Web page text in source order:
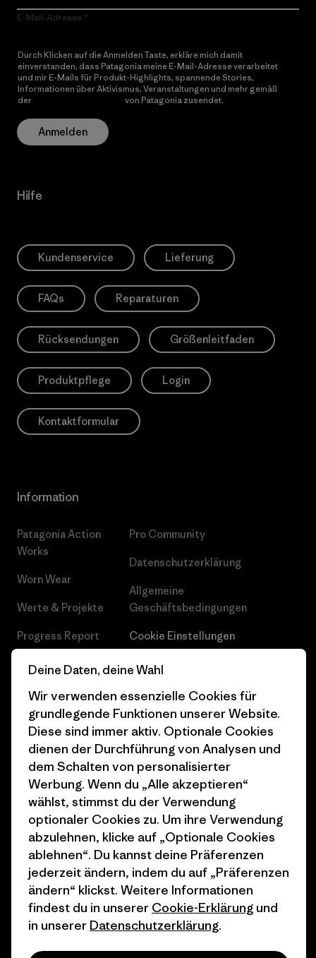
E-Mail-Adresse
Durch Klicken auf die Anmelden Taste, erkläre mich damit
einverstanden, dass Patagonia meine E-Mail-Adresse verarbeitet
und mir E-Mails für Produkt-Highlights, spannende Stories,
Informationen über Aktivismus, Veranstaltungen und mehr gemäß
der
von Patagonia zusendet.
Anmelden
Hilfe
Kundenservice Lieferung
FAQs Reparaturen
Rücksendungen Größenleitfaden
Produktpflege Login
Kontaktformular
Information
Patagonia Action
Works
Worn Wear
Werte & Projekte
Progress Report
Business Unusual
Klimaziele
1% For The Planet
Wie wir finanzieren
Geschenkgutscheine
Stores in deiner
Nähe
Pro Community
Datenschutzerklärung
Allgemeine
Geschäftsbedingungen
Cookie Einstellungen
Karriere
Pressekontakt
Industry program
Affiliate-Programm
Patagonia Österreich
Seitenverzeichnis
© 2026 Patagonia, Inc. All Rights Reserved.
Deine Daten, deine Wahl
Wir verwenden essenzielle Cookies für
grundlegende Funktionen unserer Website.
Diese sind immer aktiv. Optionale Cookies
dienen der Durchführung von Analysen und
dem Schalten von personalisierter
Werbung. Wenn du „Alle akzeptieren“
wählst, stimmst du der Verwendung
optionaler Cookies zu. Um ihre Verwendung
abzulehnen, klicke auf „Optionale Cookies
ablehnen“. Du kannst deine Präferenzen
jederzeit ändern, indem du auf „Präferenzen
ändern“ klickst. Weitere Informationen
findest du in unserer Cookie-Erklärung und
in unserer Datenschutzerklärung.